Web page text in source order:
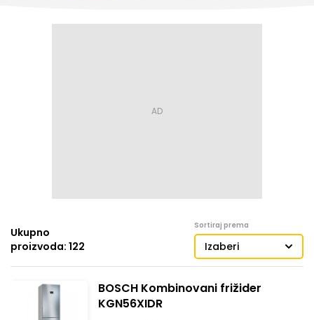
Ukupno
proizvoda: 122
Sortiraj prema
Izaberi
BOSCH Kombinovani frižider
KGN56XIDR